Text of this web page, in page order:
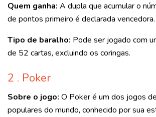
Quem ganha: A dupla que acumular o
de pontos primeiro é declarada vencedora.
Tipo de baralho: Pode ser jogado com
de 52 cartas, excluindo os coringas.
2 . Poker
Sobre o jogo: O Poker é um dos jogos
populares do mundo, conhecido por sua